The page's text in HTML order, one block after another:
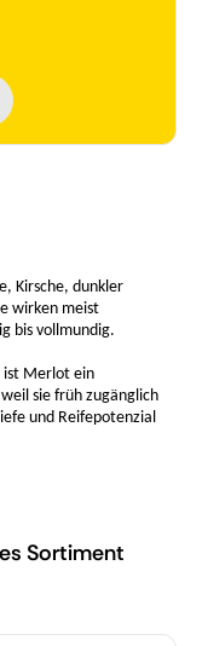
Kirsche, dunkler
wirken meist
bis vollmundig.
ist Merlot ein
sie früh zugänglich
und Reifepotenzial
Sortiment